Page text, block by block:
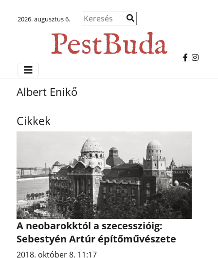
2026. augusztus 6.
Albert Enikő
Cikkek
A neobarokktól a szecesszióig:
Sebestyén Artúr építőművészete
2018. október 8. 11:17